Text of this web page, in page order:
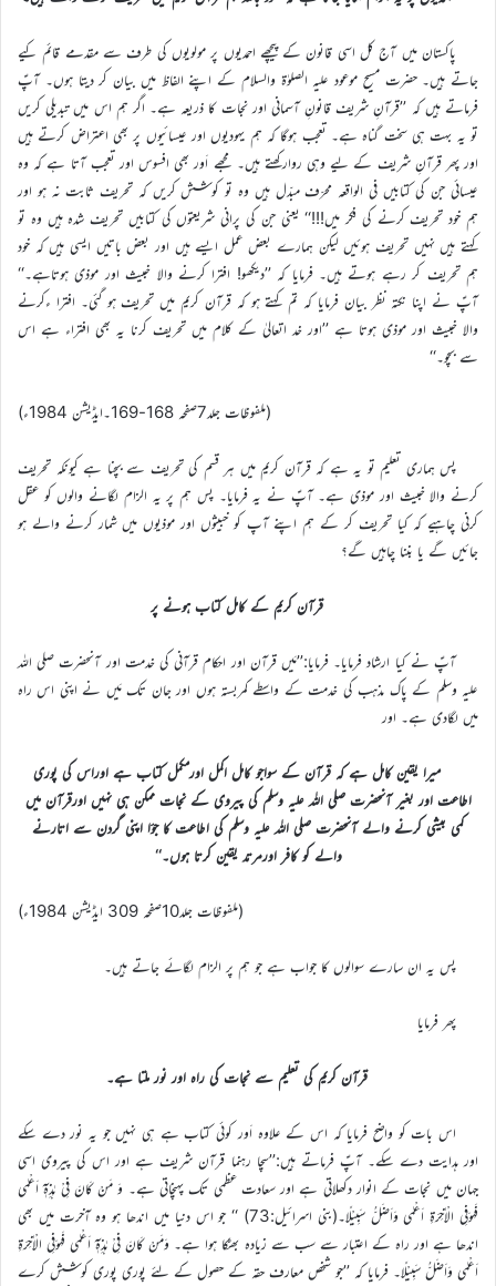
پاکستان میں آج کل اسی قانون کے پیچھے احمدیوں پر مولویوں کی طرف سے مقدمے قائم کیے
جاتے ہیں۔ حضرت مسیح موعود علیہ الصلوٰۃ والسلام کے اپنے الفاظ میں بیان کر دیتا ہوں۔ آپؑ
فرماتے ہیں کہ ’’قرآنِ شریف قانونِ آسمانی اور نجات کا ذریعہ ہے۔ اگر ہم اس میں تبدیلی کریں
تو یہ بہت ہی سخت گناہ ہے۔ تعجب ہوگا کہ ہم یہودیوں اور عیسائیوں پر بھی اعتراض کرتے ہیں
اور پھر قرآنِ شریف کے لیے وہی روارکھتے ہیں۔ مجھے اَور بھی افسوس اور تعجب آتا ہے کہ وہ
عیسائی جن کی کتابیں فی الواقعہ محرّف مبدّل ہیں وہ تو کوشش کریں کہ تحریف ثابت نہ ہو اور
ہم خود تحریف کرنے کی فکر میں!!!‘‘ یعنی جن کی پرانی شریعتوں کی کتابیں تحریف شدہ ہیں وہ تو
کہتے ہیں نہیں تحریف ہوئیں لیکن ہمارے بعض عمل ایسے ہیں اور بعض باتیں ایسی ہیں کہ خود
ہم تحریف کر رہے ہوتے ہیں۔ فرمایا کہ ’’دیکھو! افترا کرنے والا خبیث اور موذی ہوتاہے۔‘‘
آپؑ نے اپنا نکتہ نظر بیان فرمایا کہ تم کہتے ہو کہ قرآن کریم میں تحریف ہو گئی۔ افترا ءکرنے
والا خبیث اور موذی ہوتا ہے ’’اور خد اتعالیٰ کے کلام میں تحریف کرنا یہ بھی افتراء ہے اس
سے بچو۔‘‘
(ملفوظات جلد7صفحہ 168-169۔ایڈیشن 1984ء)
پس ہماری تعلیم تو یہ ہے کہ قرآن کریم میں ہر قسم کی تحریف سے بچنا ہے کیونکہ تحریف
کرنے والا خبیث اور موذی ہے۔ آپؑ نے یہ فرمایا۔ پس ہم پر یہ الزام لگانے والوں کو عقل
کرنی چاہیے کہ کیا تحریف کر کے ہم اپنے آپ کو خبیثوں اور موذیوں میں شمار کرنے والے ہو
جائیں گے یا بننا چاہیں گے؟
قرآن کریم کے کامل کتاب ہونے پر
آپؑ نے کیا ارشاد فرمایا۔ فرمایا:’’مَیں قرآن اور احکام قرآنی کی خدمت اور آنحضرت صلی اللہ
علیہ وسلم کے پاک مذہب کی خدمت کے واسطے کمربستہ ہوں اور جان تک مَیں نے اپنی اس راہ
میں لگادی ہے۔ اور
میرا یقین کامل ہے کہ قرآن کے سواجو کامل اکمل اورمکمل کتاب ہے اوراس کی پوری
اطاعت اور بغیر آنحضرت صلی اللہ علیہ وسلم کی پیروی کے نجات ممکن ہی نہیں اورقرآن میں
کمی بیشی کرنے والے آنحضرت صلی اللہ علیہ وسلم کی اطاعت کا جؤا اپنی گردن سے اتارنے
والے کو کافر اورمرتد یقین کرتا ہوں۔‘‘
(ملفوظات جلد10صفحہ 309 ایڈیشن 1984ء)
پس یہ ان سارے سوالوں کا جواب ہے جو ہم پر الزام لگائے جاتے ہیں۔
پھر فرمایا
قرآن کریم کی تعلیم سے نجات کی راہ اور نور ملتا ہے۔
اس بات کو واضح فرمایا کہ اس کے علاوہ اَور کوئی کتاب ہے ہی نہیں جو یہ نور دے سکے
اور ہدایت دے سکے۔ آپؑ فرماتے ہیں:’’سچا رہنما قرآن شریف ہے اور اس کی پیروی اسی
جہان میں نجات کے انوار دکھلاتی ہے اور سعادت عظمی تک پہنچاتی ہے۔ وَ مَنْ كَانَ فِيْ ہٰذِہٖٓ اَعْمٰى
فَہُوَفِي الْاٰخِرَۃِ اَعْمٰى وَاَضَلُّ سَبِيْلًا۔(بنی اسرائیل:73) ‘‘ جو اس دنیا میں اندھا ہو وہ آخرت میں بھی
اندھا ہے اور راہ کے اعتبار سے سب سے زیادہ بھٹکا ہوا ہے۔ وَمَنْ كَانَ فِيْ ہٰذِہٖٓ اَعْمٰى فَہُوَفِي الْاٰخِرَۃِ
اَعْمٰى وَاَضَلُّ سَبِيْلًا۔ فرمایا کہ ’’جو شخص معارف حقہ کے حصول کے لئے پوری پوری کوشش کرے